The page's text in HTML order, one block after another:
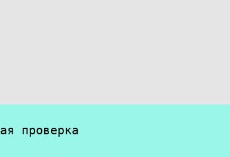
проверка